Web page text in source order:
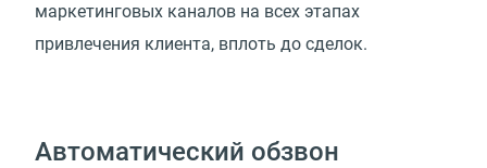
маркетинговых каналов на всех этапах
привлечения клиента, вплоть до сделок.
Автоматический обзвон